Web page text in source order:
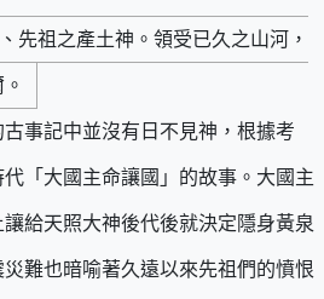
先祖之產土神。領受已久之山河，
事記中並沒有日不見神，根據考
「大國主命讓國」的故事。大國主
給天照大神後代後就決定隱身黃泉
難也暗喻著久遠以來先祖們的憤恨